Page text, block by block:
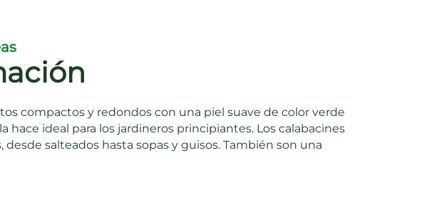
compactos y redondos con una piel suave de color verde
ideal para los jardineros principiantes. Los calabacines
salteados hasta sopas y guisos. También son una